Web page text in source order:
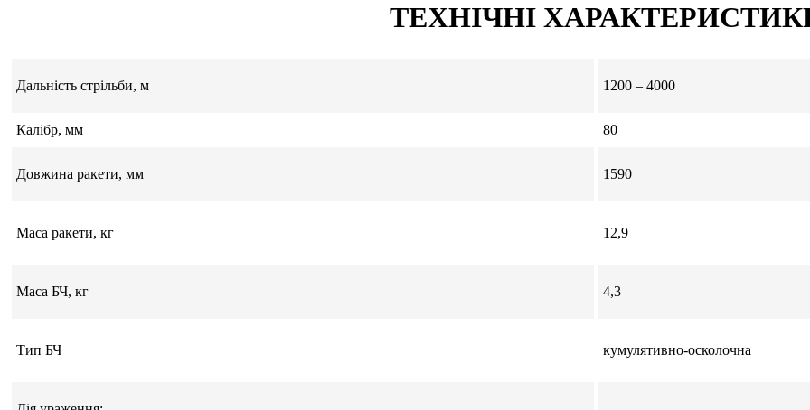
ТЕХНІЧНІ
Дальність стрільби, м 1200 – 4000
Калібр, мм 80
Довжина ракети, мм 1590
Маса ракети, кг 12,9
Маса БЧ, кг 4,3
Тип БЧ кумулятивно-осколочна